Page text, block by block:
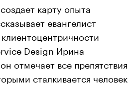
карту опыта
евангелист
Design Ирина
отмечает все препятствия
сталкивается человек